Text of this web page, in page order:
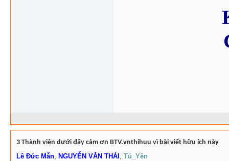
3 Thành viên dưới đây cảm ơn BTV.vnthihuu vì bài viết hữu ích này
Lê Đức Mẫn, NGUYỄN VĂN THÁI , Tú_Yên